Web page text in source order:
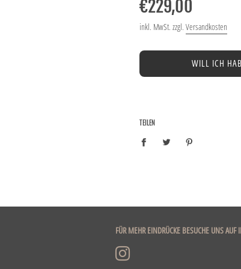
€229,00
inkl. MwSt. zzgl. Versandkosten
WILL ICH
TEILEN
FÜR MEHR EINDRÜCKE BESUCHE UNS AUF